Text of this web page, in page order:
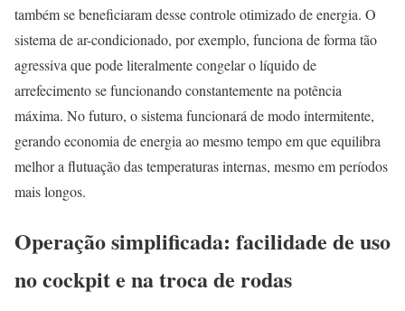
também se beneficiaram desse controle otimizado de energia. O
sistema de ar-condicionado, por exemplo, funciona de forma tão
agressiva que pode literalmente congelar o líquido de
arrefecimento se funcionando constantemente na potência
máxima. No futuro, o sistema funcionará de modo intermitente,
gerando economia de energia ao mesmo tempo em que equilibra
melhor a flutuação das temperaturas internas, mesmo em períodos
mais longos.
Operação simplificada: facilidade de uso
no cockpit e na troca de rodas